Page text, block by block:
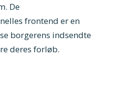
De
frontend er en
borgerens indsendte
deres forløb.